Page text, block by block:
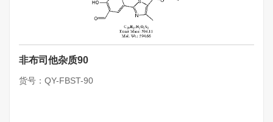
非布司他杂质90
货号：QY-FBST-90